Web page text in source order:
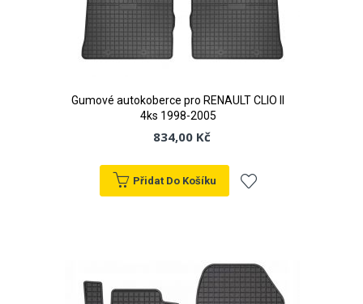
Gumové autokoberce pro RENAULT CLIO II
4ks 1998-2005
834,00 Kč
Přidat Do Košíku
oblíbeným